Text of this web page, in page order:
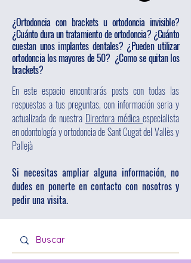
¿Ortodoncia con brackets u ortodoncia invisible?
¿Cuánto dura un tratamiento de ortodoncia? ¿Cuánto
cuestan unos implantes dentales? ¿Pueden utilizar
ortodoncia los mayores de 50? ¿Como se quitan los
brackets?
En este espacio encontrarás posts con todas las
respuestas a tus preguntas, con información seria y
actualizada de nuestra Directora médica especialista
en odontología y ortodoncia de Sant Cugat del Vallès y
Pallejà
Si necesitas ampliar alguna información, no
dudes en ponerte en contacto con nosotros y
pedir una visita.